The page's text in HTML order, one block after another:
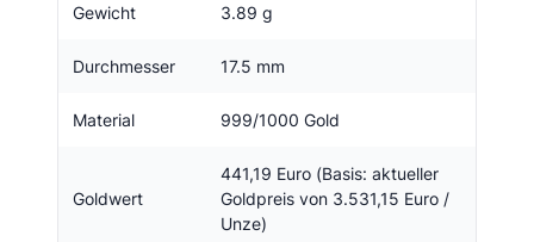
Gewicht 3.89 g
Durchmesser 17.5 mm
Material 999/1000 Gold
Goldwert
441,19 Euro (Basis: aktueller
Goldpreis von 3.531,15 Euro /
Unze)